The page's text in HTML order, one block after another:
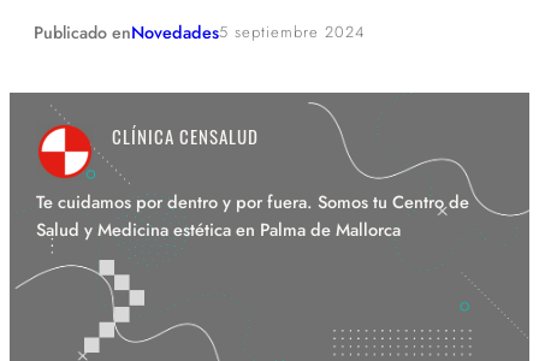
Publicado enNovedades5 septiembre 2024
CLÍNICA CENSALUD
Te cuidamos por dentro y por fuera. Somos tu Centro de
Salud y Medicina estética en Palma de Mallorca